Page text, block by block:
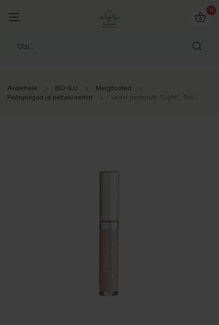
0
Avalehele BIO-ILU
Meigitooted
Peitepulgad ja peitekreemid
Vedel peitepulk "Light", 5ml